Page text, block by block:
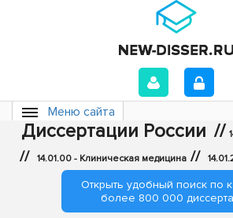
Меню сайта
Диссертации России //
// 14.01.00 - Клиническая медицина //
Открыть удобный поиск по
более 800 000